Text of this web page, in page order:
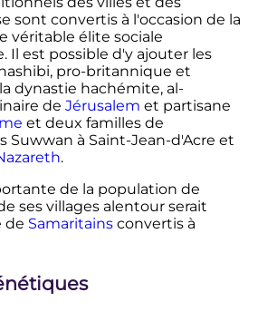
sont convertis à l'occasion de la
véritable élite sociale
Il est possible d'y ajouter les
pro-britannique et
dynastie hachémite, al-
de Jérusalem et partisane
et deux familles de
Suwwan à Saint-Jean-d'Acre et
.
de la population de
ses villages alentour serait
de Samaritainsconvertis à